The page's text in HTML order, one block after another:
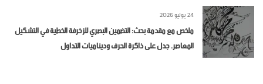
24 يوليو 2026
ملخص مع مقدمة بحث: التضمين البصري للزخرفة الخطية في التشكيل
المعاصر. جدل على ذاكرة الحرف وديناميات التداول